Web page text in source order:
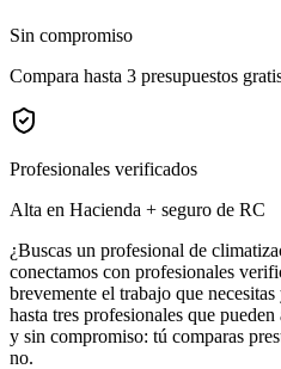
Sin compromiso
Compara hasta 3 presupuestos
Profesionales verificados
Alta en Hacienda + seguro de RC
¿Buscas un profesional de
conectamos con profesionales
brevemente el trabajo que
hasta tres profesionales que
y sin compromiso: tú comparas
no.